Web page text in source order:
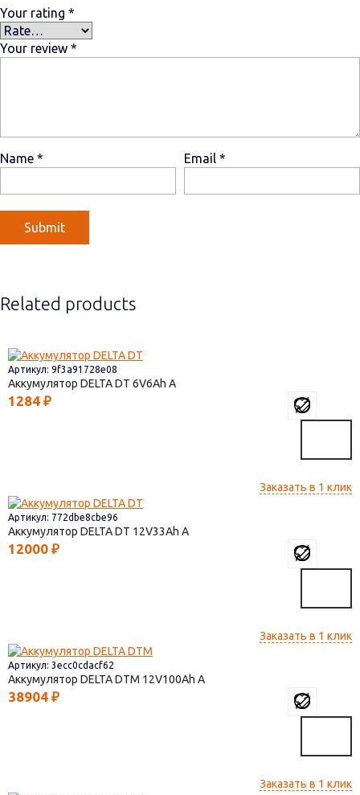
Your rating *
Your review *
Name * Email *
Related products
Артикул: 9f3a91728e08
Аккумулятор DELTA DT 6V6
1284 ₽
Заказать в 1 клик
Артикул: 772dbe8cbe96
Аккумулятор DELTA DT 12V33
12000 ₽
Заказать в 1 клик
Артикул: 3ecc0cdacf62
Аккумулятор DELTA DTM 12V100
38904 ₽
Заказать в 1 клик